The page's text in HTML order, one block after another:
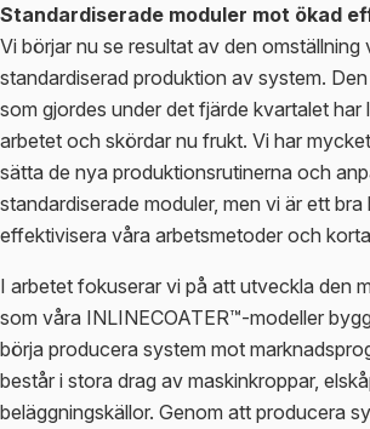
Standardiserade moduler mot ökad
Vi börjar nu se resultat av den omställning
standardiserad produktion av system.
som gjordes under det fjärde kvartalet har
arbetet och skördar nu frukt. Vi har
sätta de nya produktionsrutinerna och
standardiserade moduler, men vi är ett
effektivisera våra arbetsmetoder och
I arbetet fokuserar vi på att utveckla den
som våra INLINECOATER™-modeller
börja producera system mot
består i stora drag av maskinkroppar,
beläggningskällor. Genom att producera